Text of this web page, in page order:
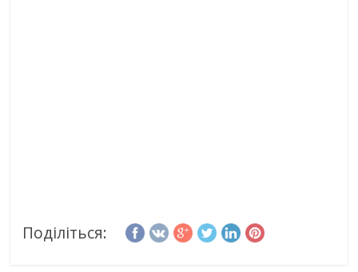
Поділіться: